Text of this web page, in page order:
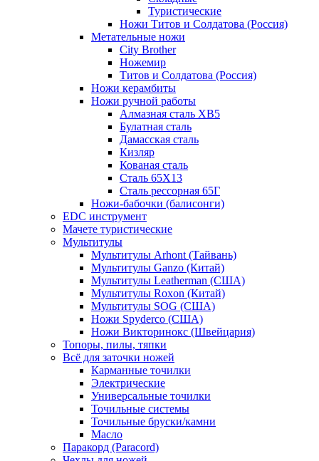
Туристические
Ножи Титов и Солдатова (Россия)
Метательные ножи
City Brother
Ножемир
Титов и Солдатова (Россия)
Ножи керамбиты
Ножи ручной работы
Алмазная сталь ХВ5
Булатная сталь
Дамасская сталь
Кизляр
Кованая сталь
Сталь 65Х13
Сталь рессорная 65Г
Ножи-бабочки (балисонги)
EDC инструмент
Мачете туристические
Мультитулы
Мультитулы Arhont (Тайвань)
Мультитулы Ganzo (Китай)
Мультитулы Leatherman (США)
Мультитулы Roxon (Китай)
Мультитулы SOG (США)
Ножи Spyderco (США)
Ножи Викторинокс (Швейцария)
Топоры, пилы, тяпки
Всё для заточки ножей
Карманные точилки
Электрические
Универсальные точилки
Точильные системы
Точильные бруски/камни
Масло
Паракорд (Paracord)